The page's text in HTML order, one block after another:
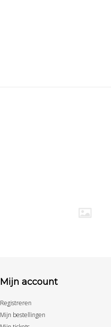
Mijn account
Registreren
Mijn bestellingen